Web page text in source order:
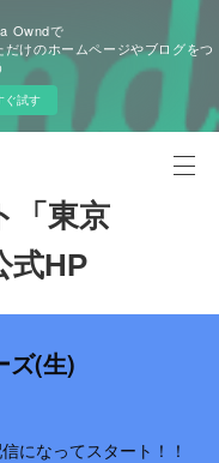
Owndで
だけのホームページやブログをつ
ぐ試す
「東京
式HP
ズ(生)
になってスタート！！